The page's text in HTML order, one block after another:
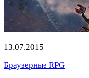
13.07.2015
Браузерные RPG